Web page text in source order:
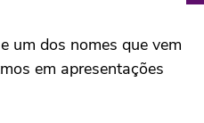
um dos nomes que vem
em apresentações